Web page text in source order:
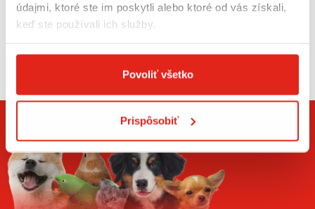
údajmi, ktoré ste im poskytli alebo ktoré od vás získali,
keď ste používali ich služby.
Povoliť všetko
Prispôsobiť
Pomôcka
proti
do
naraz, čím
predchádz
m.
Zobraziť viac